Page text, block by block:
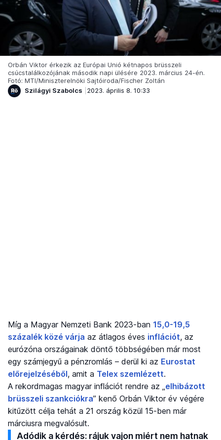
Orbán Viktor érkezik az Európai Unió kétnapos brüsszeli
csúcstalálkozójának második napi ülésére 2023. március 24-én.
Fotó: MTI/Miniszterelnöki Sajtóiroda/Fischer Zoltán
Szilágyi Szabolcs
2023. április 8. 10:33
Míg a Magyar Nemzeti Bank 2023-ban 15,0-19,5
százalék közé várja az átlagos éves inflációt, az
eurózóna országainak döntő többségében már most
egy számjegyű a pénzromlás – derül ki az Eurostat
előrejelzéséből, amit a Telex szemlézett.
A rekordmagas magyar inflációt rendre az „ elhibázott
brüsszeli szankciókra” kenő Orbán Viktor év végére
kitűzött célja tehát a 21 ország közül 15-ben már
márciusra megvalósult.
Adódik a kérdés: rájuk vajon miért nem hatnak